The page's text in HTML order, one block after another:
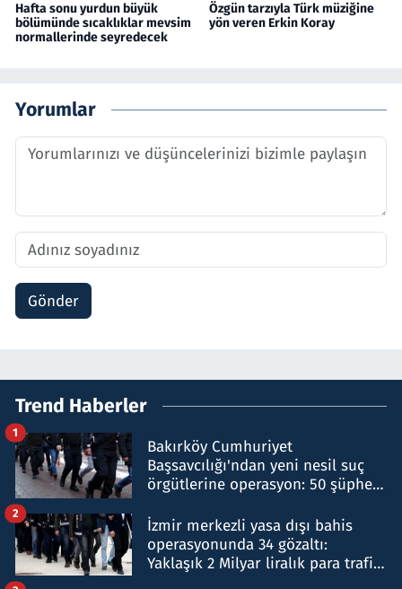
Hafta sonu yurdun büyük
bölümünde sıcaklıklar mevsim
normallerinde seyredecek
Özgün tarzıyla Türk müziğine
yön veren Erkin Koray
Yorumlar
Gönder
Trend Haberler
Bakırköy Cumhuriyet
Başsavcılığı'ndan yeni nesil suç
örgütlerine operasyon: 50 şüpheli
1
İzmir merkezli yasa dışı bahis
operasyonunda 34 gözaltı:
Yaklaşık 2 Milyar liralık para trafiği
2